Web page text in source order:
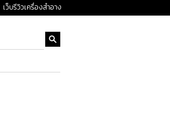
ว็บรีวิวเครื่องสำอาง